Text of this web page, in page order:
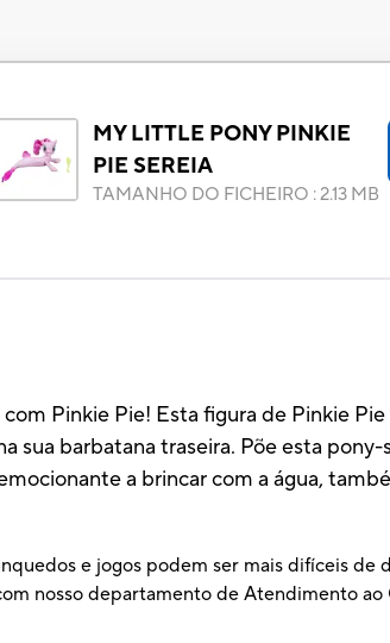
MY LITTLE PONY PINKIE
PIE SEREIA
TAMANHO DO FICHEIRO :2.13 MB
Pinkie Pie! Esta figura de Pinkie
sua barbatana traseira. Põe esta pony-
a brincar com a água,
e jogos podem ser mais difíceis de
nosso departamento de Atendimento ao